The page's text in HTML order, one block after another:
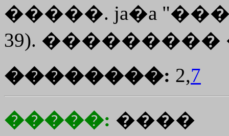
�����. ja�a
39).
��������: 2,7
�����: ����